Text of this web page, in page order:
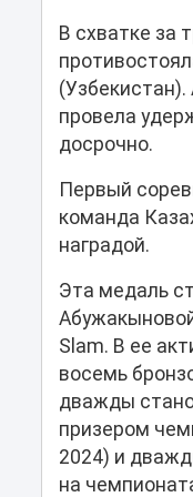
В схватке за
провела
досрочно.
Первый
команда
наградой.
Эта медаль
Slam. В ее
восемь
дважды
призером
2024) и
на